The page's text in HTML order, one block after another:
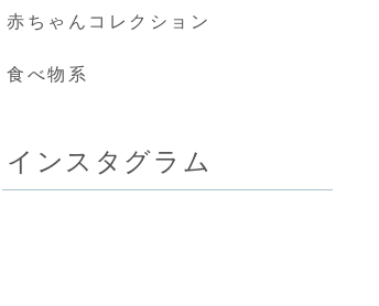
赤ちゃんコレクション
食べ物系
インスタグラム